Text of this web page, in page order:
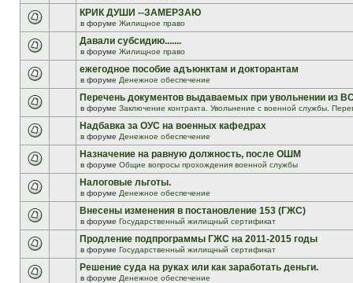
КРИК ДУШИ --ЗАМЕРЗАЮ
в форуме Жилищное право
Давали субсидию.......
в форуме Жилищное право
ежегодное пособие адъюнктам и докторантам
в форуме Денежное обеспечение
Перечень документов выдаваемых при увольнении из
в форуме Заключение контракта. Увольнение с военной службы.
Надбавка за ОУС на военных кафедрах
в форуме Денежное обеспечение
Назначение на равную должность, после ОШМ
в форуме Общие вопросы прохождения военной службы
Налоговые льготы.
в форуме Денежное обеспечение
Внесены изменения в постановление 153 (ГЖС)
в форуме Государственный жилищный сертификат
Продление подпрограммы ГЖС на 2011-2015 годы
в форуме Государственный жилищный сертификат
Решение суда на руках или как заработать деньги.
в форуме Денежное обеспечение